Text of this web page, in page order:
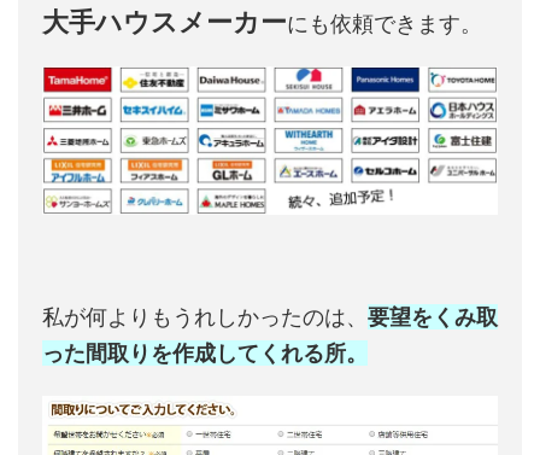
大手ハウスメーカーにも依頼できます。
私が何よりもうれしかったのは、 要望をくみ取
った間取りを作成してくれる所。